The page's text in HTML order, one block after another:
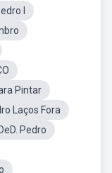
I
Pintar
Laços Fora
Pedro